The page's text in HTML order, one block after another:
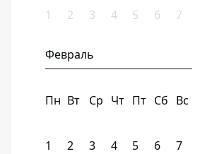
1 2 3 4 5 6 7
Февраль
Пн Вт Ср Чт Пт Сб Вс
1 2 3 4 5 6 7